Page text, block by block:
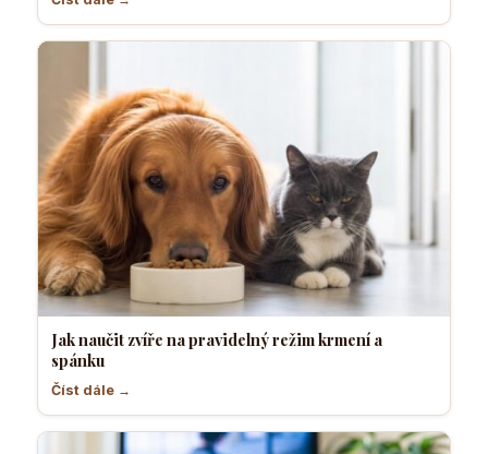
Jak naučit zvíře na pravidelný režim krmení a
spánku
Číst dále →